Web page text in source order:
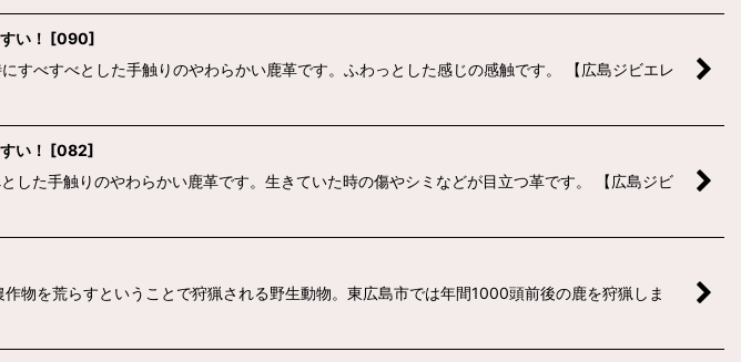
い！ [090]
べすべとした手触りのやわらかい鹿革です。ふわっとした感じの感触です。 【広島ジビエレ
い！ [082]
た手触りのやわらかい鹿革です。生きていた時の傷やシミなどが目立つ革です。 【広島ジビ
を荒らすということで狩猟される野生動物。東広島市では年間1000頭前後の鹿を狩猟しま